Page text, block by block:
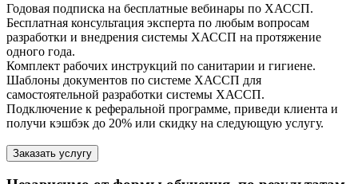
Годовая подписка на бесплатные вебинары по ХАССП.
Бесплатная консультация эксперта по любым вопросам
разработки и внедрения системы ХАССП на протяжение
одного года.
Комплект рабочих инструкций по санитарии и гигиене.
Шаблоны документов по системе ХАССП для
самостоятельной разработки системы ХАССП.
Подключение к реферальной программе, приведи клиента и
получи кэшбэк до 20% или скидку на следующую услугу.
Заказать услугу